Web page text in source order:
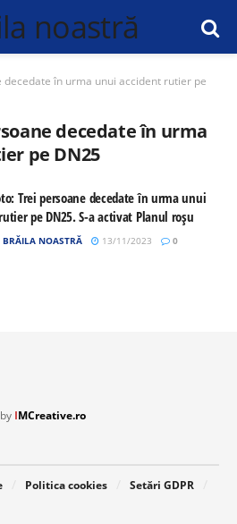
decedate în urma unui accident rutier pe
decedate în urma
pe DN25
Trei persoane decedate în urma unui
pe DN25. S-a activat Planul roșu
BRĂILA NOASTRĂ 13/11/2023 0
IMCreative.ro
Politica cookies
Setări GDPR